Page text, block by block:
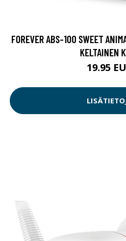
FOREVER ABS-100 SWEET
KELTAINEN
19.95